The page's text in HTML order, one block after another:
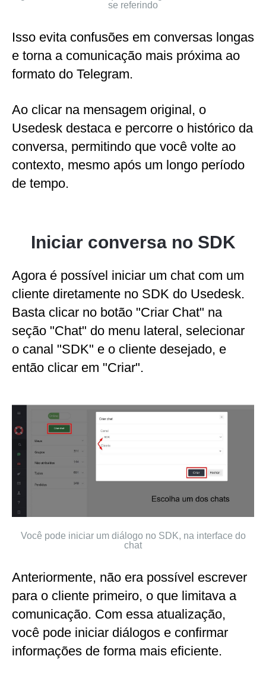
se referindo
Isso evita confusões em conversas longas
e torna a comunicação mais próxima ao
formato do Telegram.
Ao clicar na mensagem original, o
Usedesk destaca e percorre o histórico da
conversa, permitindo que você volte ao
contexto, mesmo após um longo período
de tempo.
Iniciar conversa no SDK
Agora é possível iniciar um chat com um
cliente diretamente no SDK do Usedesk.
Basta clicar no botão "Criar Chat" na
seção "Chat" do menu lateral, selecionar
o canal "SDK" e o cliente desejado, e
então clicar em "Criar".
Você pode iniciar um diálogo no SDK, na interface do
chat
Anteriormente, não era possível escrever
para o cliente primeiro, o que limitava a
comunicação. Com essa atualização,
você pode iniciar diálogos e confirmar
informações de forma mais eficiente.